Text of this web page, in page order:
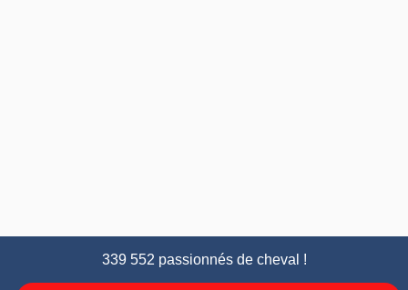
339 552 passionnés de cheval !